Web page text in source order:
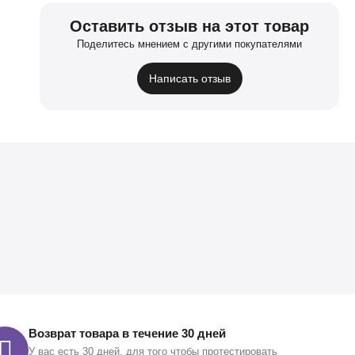
Оставить отзыв на этот товар
Поделитесь мнением с другими покупателями
Написать отзыв
Возврат товара в течение 30 дней
У вас есть 30 дней, для того чтобы протестировать